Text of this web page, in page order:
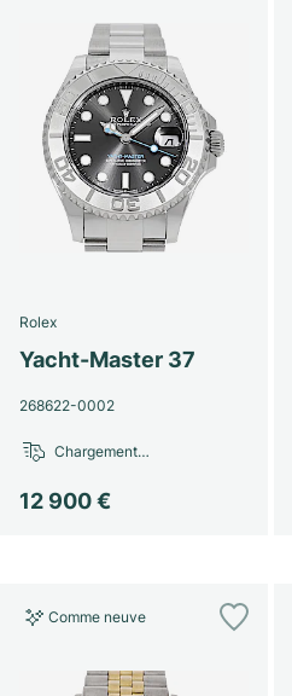
Rolex
Yacht-Master 37
268622-0002
12 900 €
Chargement…
Comme neuve